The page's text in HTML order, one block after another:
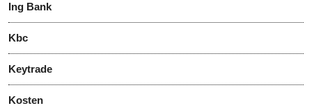
Ing Bank
Kbc
Keytrade
Kosten